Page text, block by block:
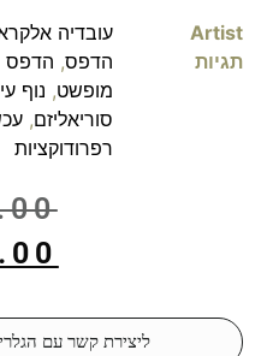
Artist
עובדיה
תגיות
הדפס, הדפס
מופשט, נוף
סוריאליזם,
רפרודוקציות
ליצירת קשר עם